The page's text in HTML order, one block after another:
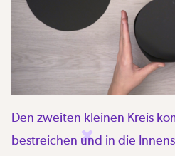
Den zweiten kleinen Kreis
bestreichen und in die